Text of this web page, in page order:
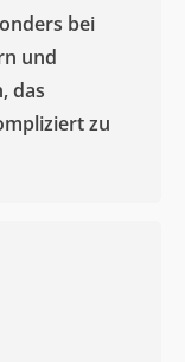
bei
und
das
zu